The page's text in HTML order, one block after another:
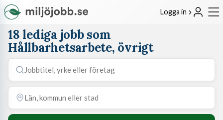
Logga in
18 lediga jobb som
Hållbarhetsarbete, övrigt